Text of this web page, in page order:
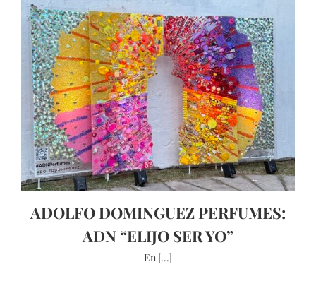
ADOLFO DOMINGUEZ PERFUMES:
ADN “ELIJO SER YO”
En [...]